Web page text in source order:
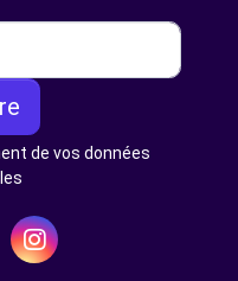
de vos données